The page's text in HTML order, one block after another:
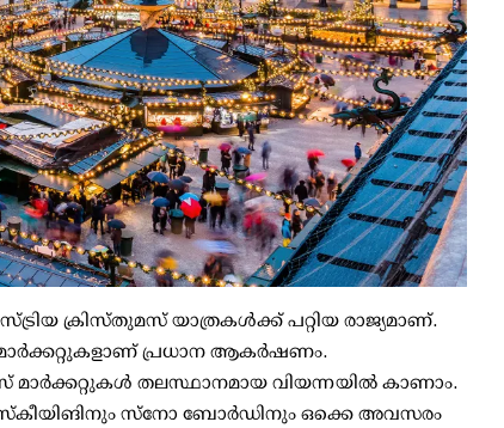
ക്രിസ്തുമസ് യാത്രകള്‍ക്ക് പറ്റിയ രാജ്യമാണ്.
മാര്‍ക്കറ്റുകളാണ് പ്രധാന ആകര്‍ഷണം.
മാര്‍ക്കറ്റുകള്‍ തലസ്ഥാനമായ വിയന്നയില്‍ കാണാം.
സ്‌നോ ബോര്‍ഡിനും ഒക്കെ അവസരം